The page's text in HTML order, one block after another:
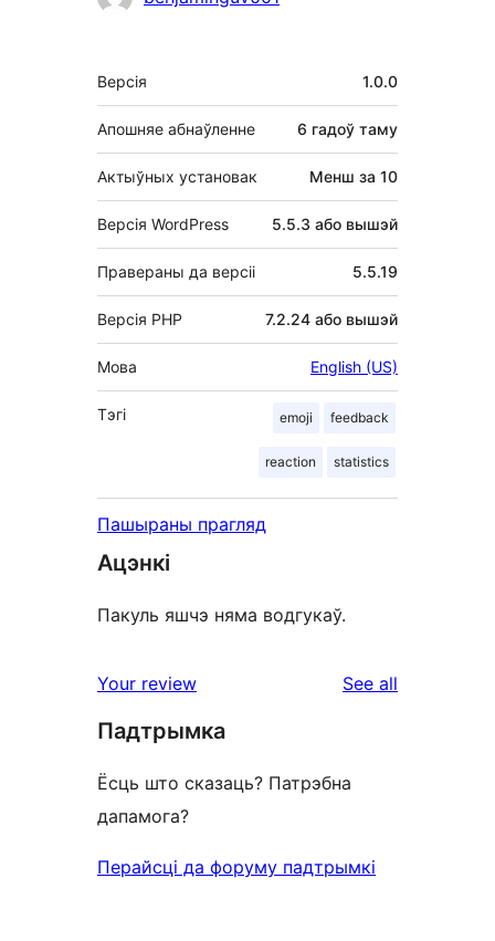
Мета
Версія 1.0.0
Апошняе абнаўленне 6 гадоў таму
Актыўных установак Менш за 10
Версія WordPress 5.5.3 або вышэй
Правераны да версіі 5.5.19
Версія PHP 7.2.24 або вышэй
Мова English (US)
Тэгі emoji feedback
reaction statistics
Пашыраны прагляд
Ацэнкі
Пакуль яшчэ няма водгукаў.
Your review See all
Падтрымка
Ёсць што сказаць? Патрэбна
дапамога?
Перайсці да форуму падтрымкі